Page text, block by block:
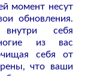
момент несут
обновления.
себя
из вас
себя от
что ваши